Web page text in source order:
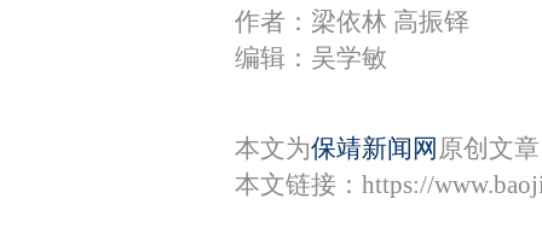
作者：梁依林 高振铎
编辑：吴学敏
本文为保靖新闻网 原创文
本文链接： https://